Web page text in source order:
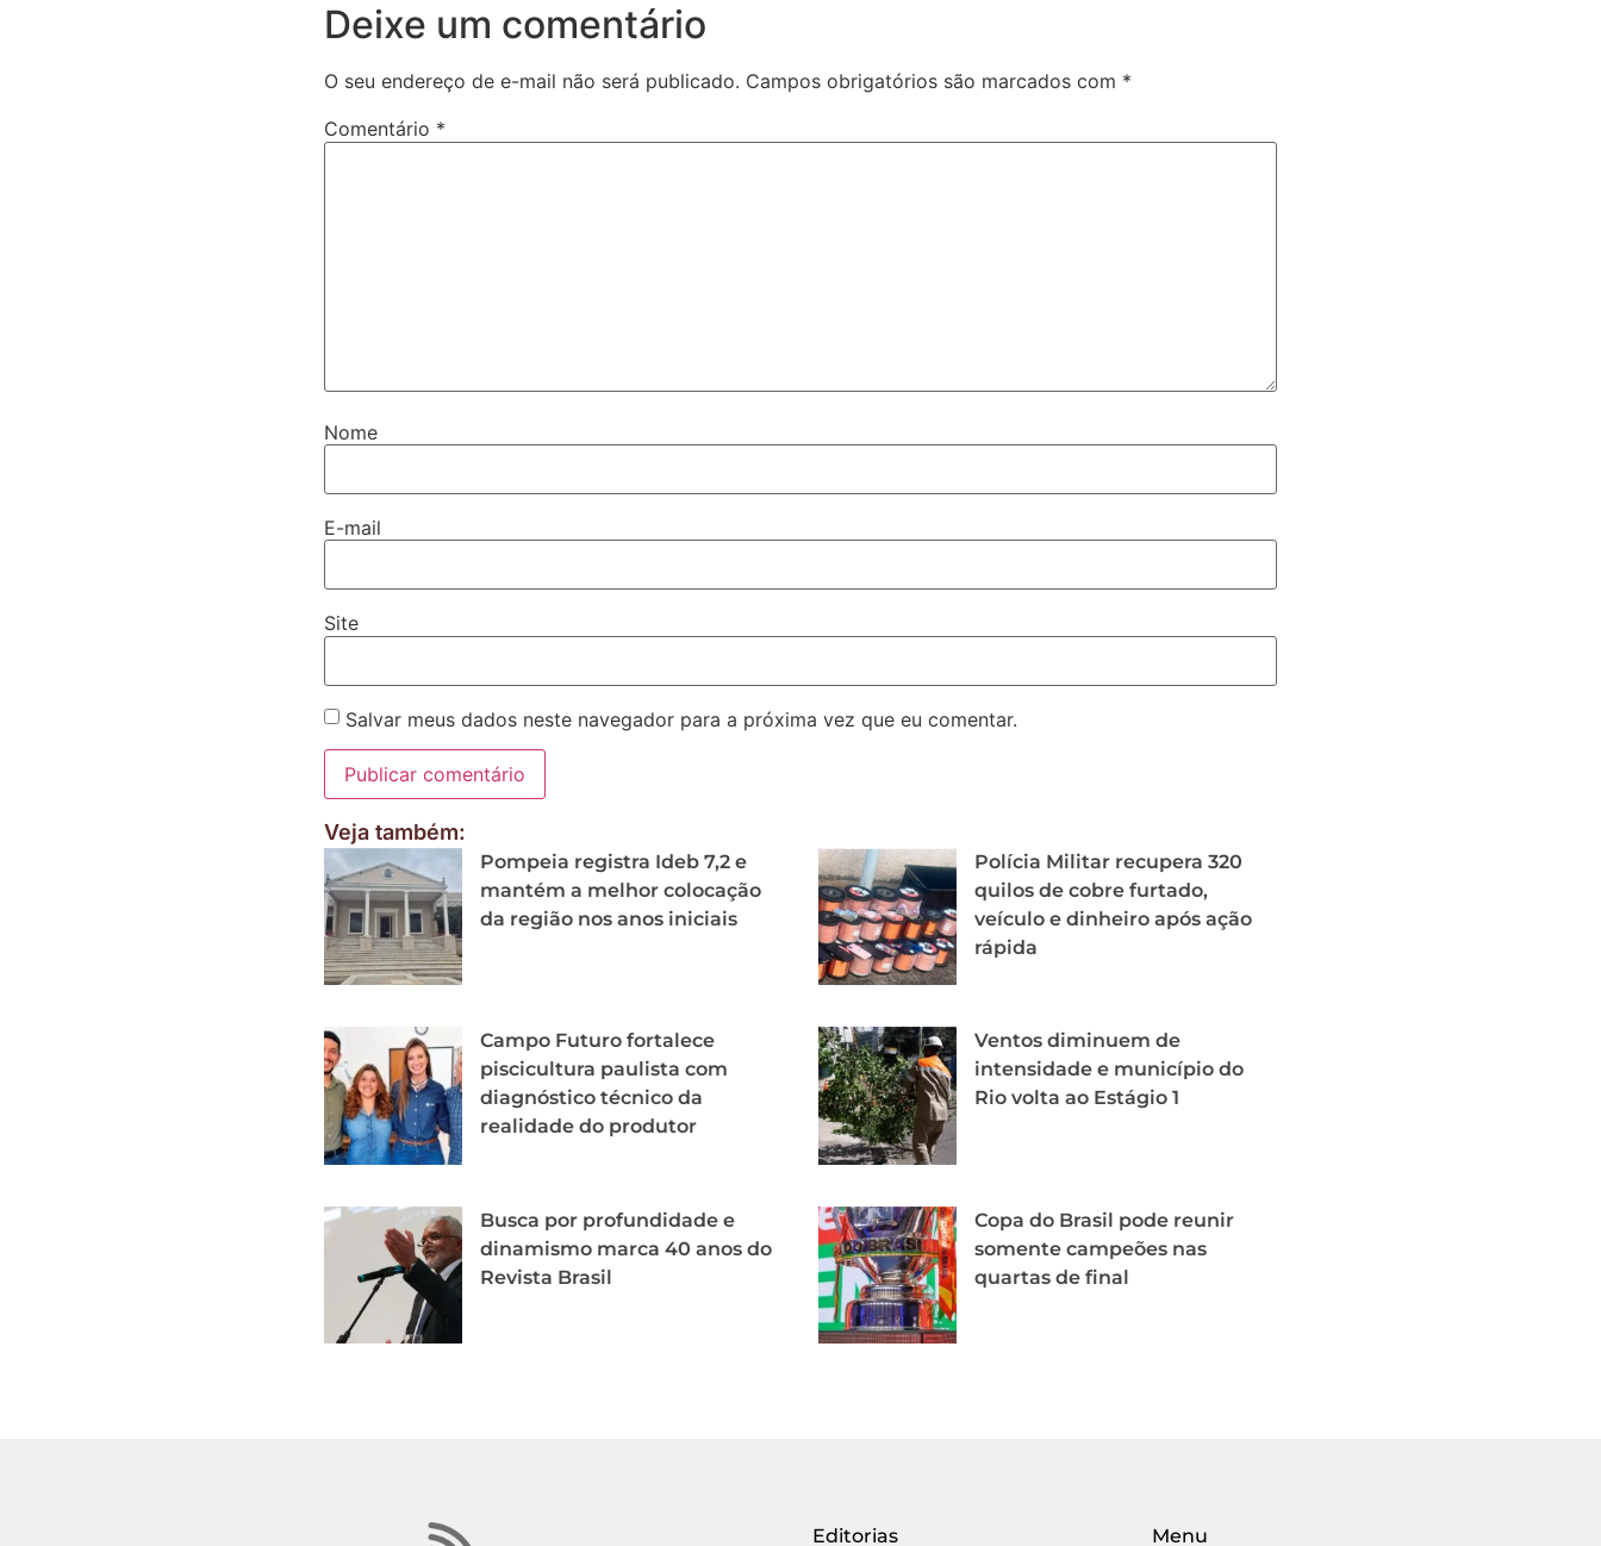
Deixe um comentário
O seu endereço de e-mail não será publicado. Campos obrigatórios são marcados com *
Comentário *
Nome
E-mail
Site
Salvar meus dados neste navegador para a próxima vez que eu comentar.
Veja também:
Pompeia registra Ideb 7,2 e
mantém a melhor colocação
da região nos anos iniciais
Polícia Militar recupera 320
quilos de cobre furtado,
veículo e dinheiro após ação
rápida
Campo Futuro fortalece
piscicultura paulista com
diagnóstico técnico da
realidade do produtor
Ventos diminuem de
intensidade e município do
Rio volta ao Estágio 1
Busca por profundidade e
dinamismo marca 40 anos do
Revista Brasil
Copa do Brasil pode reunir
somente campeões nas
quartas de final
Editorias Menu